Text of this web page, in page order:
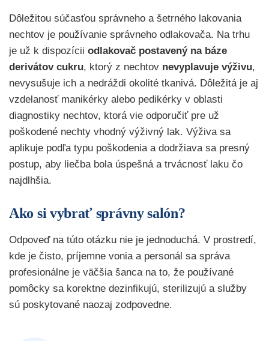
Dôležitou súčasťou správneho a šetrného lakovania
nechtov je používanie správneho odlakovača. Na trhu
je už k dispozícii odlakovač postavený na báze
derivátov cukru, ktorý z nechtov nevyplavuje výživu,
nevysušuje ich a nedráždi okolité tkanivá. Dôležitá je aj
vzdelanosť manikérky alebo pedikérky v oblasti
diagnostiky nechtov, ktorá vie odporučiť pre už
poškodené nechty vhodný výživný lak. Výživa sa
aplikuje podľa typu poškodenia a dodržiava sa presný
postup, aby liečba bola úspešná a trvácnosť laku čo
najdlhšia.
Ako si vybrať správny salón?
Odpoveď na túto otázku nie je jednoduchá. V prostredí,
kde je čisto, príjemne vonia a personál sa správa
profesionálne je väčšia šanca na to, že používané
pomôcky sa korektne dezinfikujú, sterilizujú a služby
sú poskytované naozaj zodpovedne.